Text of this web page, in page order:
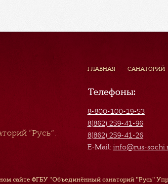
“Русь”.
ГЛАВНАЯ САНАТОРИЙ
Телефоны:
8-800-100-19-53
8(862) 259-41-96
8(862) 259-41-26
E-Mail: info@rus-
сайте ФГБУ "Объединённый санаторий "Русь"